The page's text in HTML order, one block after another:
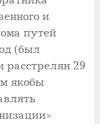
и
путей
(был
расстрелян 29
якобы